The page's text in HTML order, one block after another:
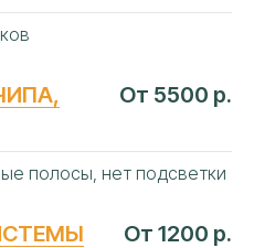
От 5500 р.
полосы, нет подсветки
От 1200 р.